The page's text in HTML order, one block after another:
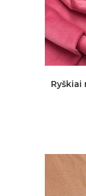
Ryškiai